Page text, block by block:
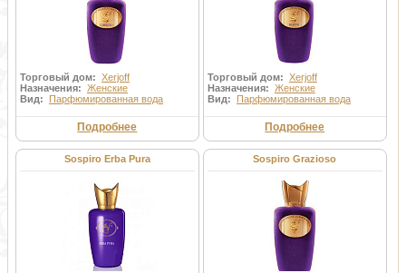
Торговый дом: Xerjoff
Назначения: Женские
Вид: Парфюмированная вода
Подробнее
Торговый дом: Xerjoff
Назначения: Женские
Вид: Парфюмированная вода
Подробнее
Sospiro Erba Pura Sospiro Grazioso